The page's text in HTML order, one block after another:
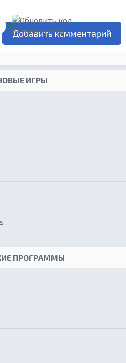
ИГРЫ
ПРОГРАММЫ